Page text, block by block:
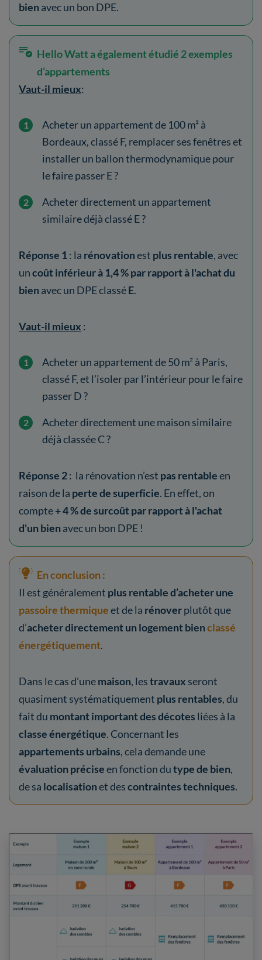
bienavec un bon DPE.
Hello Watt a également étudié 2 exemples
d’appartements
Vaut-il mieux:
Acheter un appartement de 100 m² à
Bordeaux, classé F, remplacer ses fenêtres et
installer un ballon thermodynamique pour
le faire passer E ?
Acheter directement un appartement
similaire déjà classé E ?
Réponse 1: la rénovationest plus rentable, avec
uncoût inférieur à 1,4 % par rapport à l'achat du
bienavec un DPE classéE.
Vaut-il mieux :
Acheter un appartement de 50 m² à Paris,
classé F, et l’isoler par l’intérieur pour le faire
passer D ?
Acheter directement une maison similaire
déjà classée C ?
Réponse 2: la rénovation n’est pas rentableen
raison de la perte de superficie. En effet, on
compte+ 4 % de surcoût par rapport à l'achat
d'un bienavec un bon DPE !
En conclusion :
Il est généralement plus rentable d’acheter une
passoire thermiqueet de la rénoverplutôt que
d’acheter directement unlogement bienclassé
énergétiquement.
Dans le cas d’unemaison, lestravaux seront
quasiment systématiquement plus rentables, du
fait du montant important des décotes liées à la
classe énergétique. Concernant les
appartements urbains, cela demande une
évaluation préciseen fonction dutype de bien,
de sa localisationet descontraintes techniques.